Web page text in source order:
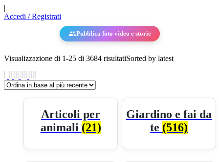
|
Accedi / Registrati
Pubblica foto video e storie
Visualizzazione di 1-25 di 3684 risultatiSorted by latest
Articoli per
animali (21)
Giardino e fai da
te (516)